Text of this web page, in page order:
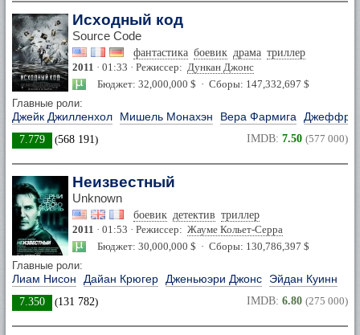
Исходный код
Source Code
фантастика боевик драма триллер
2011 · 01:33 · Режиссер: Дункан Джонс
Бюджет: 32,000,000 $ · Сборы: 147,332,697 $
Главные роли:
Джейк Джилленхол Мишель Монахэн Вера Фармига Джеффри
7.779 (568 191) IMDB: 7.50 (577 000)
Неизвестный
Unknown
боевик детектив триллер
2011 · 01:53 · Режиссер: Жауме Кольет-Серра
Бюджет: 30,000,000 $ · Сборы: 130,786,397 $
Главные роли:
Лиам Нисон Дайан Крюгер Дженьюэри Джонс Эйдан Куинн
7.350 (131 782) IMDB: 6.80 (275 000)